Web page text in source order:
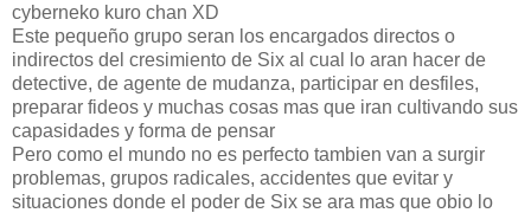
cyberneko kuro chan XD
Este pequeño grupo seran los encargados directos o
indirectos del cresimiento de Six al cual lo aran hacer de
detective, de agente de mudanza, participar en desfiles,
preparar fideos y muchas cosas mas que iran cultivando sus
capasidades y forma de pensar
Pero como el mundo no es perfecto tambien van a surgir
problemas, grupos radicales, accidentes que evitar y
situaciones donde el poder de Six se ara mas que obio lo